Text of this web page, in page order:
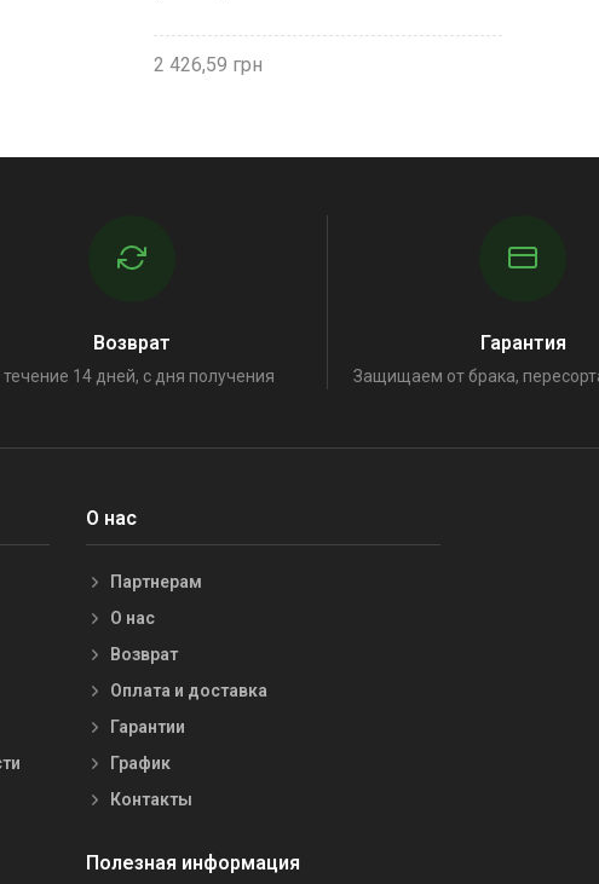
2 426,59
Возврат
течение 14 дней, с дня получения
Гарантия
Защищаем от брака,
О нас
Партнерам
О нас
Возврат
Оплата и доставка
Гарантии
График
Контакты
Полезная информация